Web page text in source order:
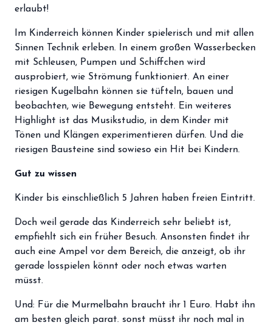
erlaubt!
Im Kinderreich können Kinder spielerisch und mit allen
Sinnen Technik erleben. In einem großen Wasserbecken
mit Schleusen, Pumpen und Schiffchen wird
ausprobiert, wie Strömung funktioniert. An einer
riesigen Kugelbahn können sie tüfteln, bauen und
beobachten, wie Bewegung entsteht. Ein weiteres
Highlight ist das Musikstudio, in dem Kinder mit
Tönen und Klängen experimentieren dürfen. Und die
riesigen Bausteine sind sowieso ein Hit bei Kindern.
Gut zu wissen
Kinder bis einschließlich 5 Jahren haben freien Eintritt.
Doch weil gerade das Kinderreich sehr beliebt ist,
empfiehlt sich ein früher Besuch. Ansonsten findet ihr
auch eine Ampel vor dem Bereich, die anzeigt, ob ihr
gerade losspielen könnt oder noch etwas warten
müsst.
Und: Für die Murmelbahn braucht ihr 1 Euro. Habt ihn
am besten gleich parat. sonst müsst ihr noch mal in